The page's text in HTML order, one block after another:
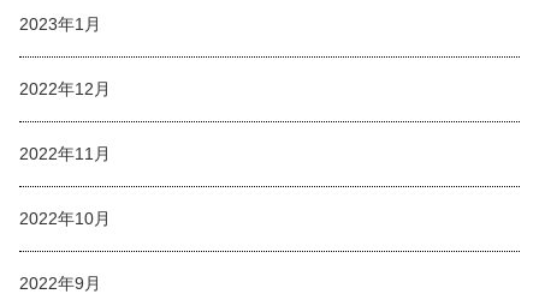
2023年1月
2022年12月
2022年11月
2022年10月
2022年9月